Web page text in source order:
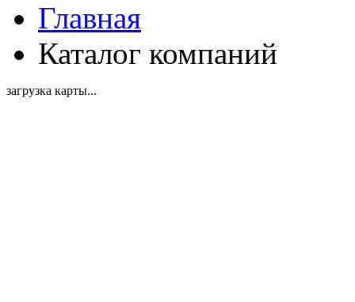
Главная
Каталог компаний
загрузка карты...